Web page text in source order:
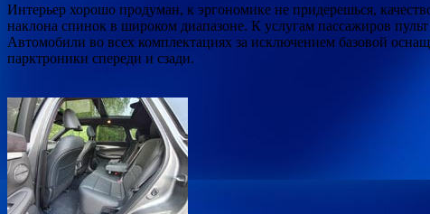
Интерьер хорошо продуман, к эргономике не придерешься,
наклона спинок в широком диапазоне. К услугам пассажиров
Автомобили во всех комплектациях за исключением базовой
парктроники спереди и сзади.